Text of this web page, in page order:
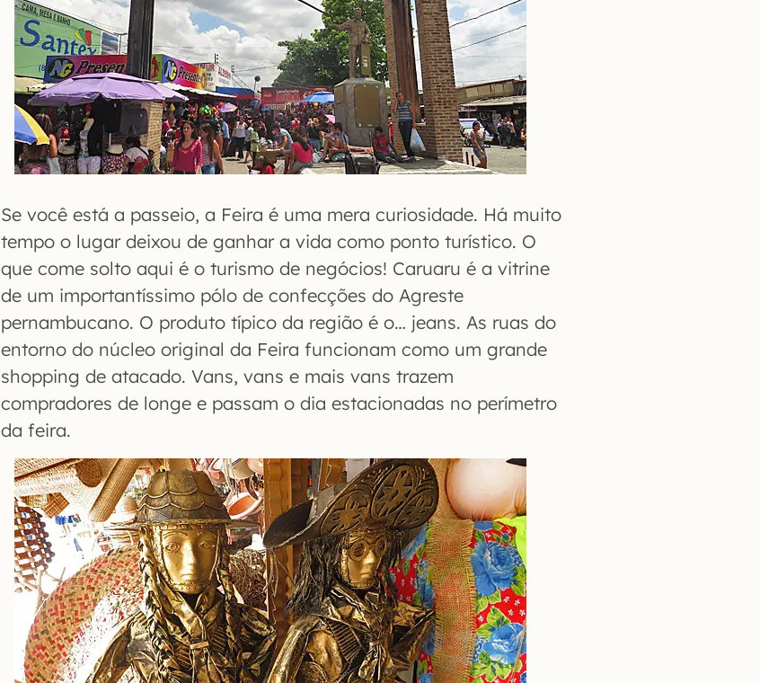
Se você está a passeio, a Feira é uma mera curiosidade. Há muito
tempo o lugar deixou de ganhar a vida como ponto turístico. O
que come solto aqui é o turismo de negócios! Caruaru é a vitrine
de um importantíssimo pólo de confecções do Agreste
pernambucano. O produto típico da região é o… jeans. As ruas do
entorno do núcleo original da Feira funcionam como um grande
shopping de atacado. Vans, vans e mais vans trazem
compradores de longe e passam o dia estacionadas no perímetro
da feira.